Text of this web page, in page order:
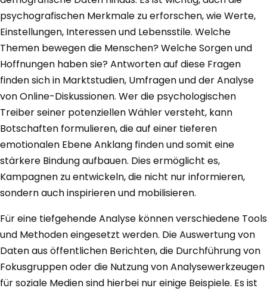
psychografischen Merkmale zu erforschen, wie Werte,
Einstellungen, Interessen und Lebensstile. Welche
Themen bewegen die Menschen? Welche Sorgen und
Hoffnungen haben sie? Antworten auf diese Fragen
finden sich in Marktstudien, Umfragen und der Analyse
von Online-Diskussionen. Wer die psychologischen
Treiber seiner potenziellen Wähler versteht, kann
Botschaften formulieren, die auf einer tieferen
emotionalen Ebene Anklang finden und somit eine
stärkere Bindung aufbauen. Dies ermöglicht es,
Kampagnen zu entwickeln, die nicht nur informieren,
sondern auch inspirieren und mobilisieren.
Für eine tiefgehende Analyse können verschiedene Tools
und Methoden eingesetzt werden. Die Auswertung von
Daten aus öffentlichen Berichten, die Durchführung von
Fokusgruppen oder die Nutzung von Analysewerkzeugen
für soziale Medien sind hierbei nur einige Beispiele. Es ist